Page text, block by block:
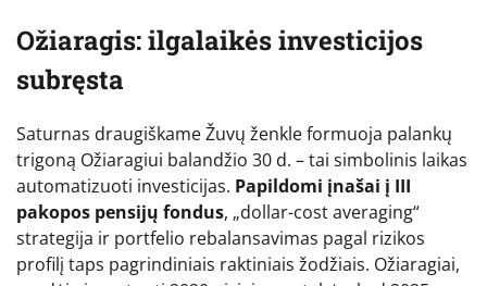
Ožiaragis: ilgalaikės investicijos
subręsta
Saturnas draugiškame Žuvų ženkle formuoja palankų
trigoną Ožiaragiui balandžio 30 d. – tai simbolinis laikas
automatizuoti investicijas. Papildomi įnašai į III
pakopos pensijų fondus, „dollar-cost averaging“
strategija ir portfelio rebalansavimas pagal rizikos
profilį taps pagrindiniais raktiniais žodžiais. Ožiaragiai,